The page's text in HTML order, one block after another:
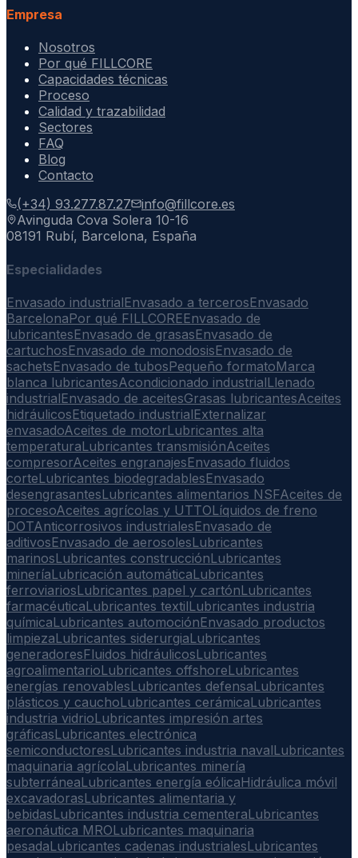
Empresa
Nosotros
Por qué FILLCORE
Capacidades técnicas
Proceso
Calidad y trazabilidad
Sectores
FAQ
Blog
Contacto
(+34) 93.277.87.27
info@fillcore.es
Avinguda Cova Solera 10-16
08191 Rubí, Barcelona, España
Especialidades
Envasado industrialEnvasado a tercerosEnvasado
BarcelonaPor qué FILLCOREEnvasado de
lubricantesEnvasado de grasasEnvasado de
cartuchosEnvasado de monodosisEnvasado de
sachetsEnvasado de tubosPequeño formatoMarca
blanca lubricantesAcondicionado industrialLlenado
industrialEnvasado de aceitesGrasas lubricantesAceites
hidráulicosEtiquetado industrialExternalizar
envasadoAceites de motorLubricantes alta
temperaturaLubricantes transmisiónAceites
compresorAceites engranajesEnvasado fluidos
corteLubricantes biodegradablesEnvasado
desengrasantesLubricantes alimentarios NSFAceites de
procesoAceites agrícolas y UTTOLíquidos de freno
DOTAnticorrosivos industrialesEnvasado de
aditivosEnvasado de aerosolesLubricantes
marinosLubricantes construcciónLubricantes
mineríaLubricación automáticaLubricantes
ferroviariosLubricantes papel y cartónLubricantes
farmacéuticaLubricantes textilLubricantes industria
químicaLubricantes automociónEnvasado productos
limpiezaLubricantes siderurgiaLubricantes
generadoresFluidos hidráulicosLubricantes
agroalimentarioLubricantes offshoreLubricantes
energías renovablesLubricantes defensaLubricantes
plásticos y cauchoLubricantes cerámicaLubricantes
industria vidrioLubricantes impresión artes
gráficasLubricantes electrónica
semiconductoresLubricantes industria navalLubricantes
maquinaria agrícolaLubricantes minería
subterráneaLubricantes energía eólicaHidráulica móvil
excavadorasLubricantes alimentaria y
bebidasLubricantes industria cementeraLubricantes
aeronáutica MROLubricantes maquinaria
pesadaLubricantes cadenas industrialesLubricantes